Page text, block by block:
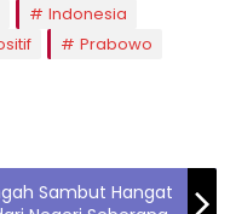
Indonesia
Prabowo
Sambut Hangat